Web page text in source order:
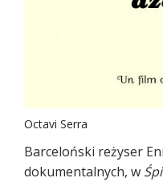
Octavi Serra
Barceloński reżyser
dokumentalnych, w